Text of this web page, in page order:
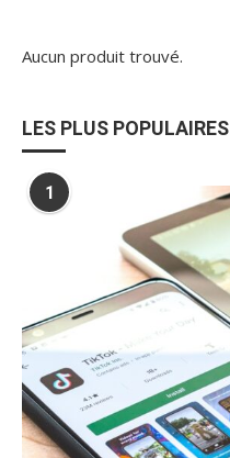
Aucun produit trouvé.
LES PLUS POPULAIRES
1